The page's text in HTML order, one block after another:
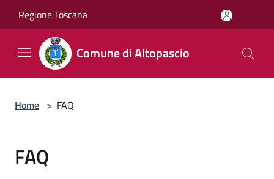
Regione Toscana
Comune di Altopascio
Home > FAQ
FAQ